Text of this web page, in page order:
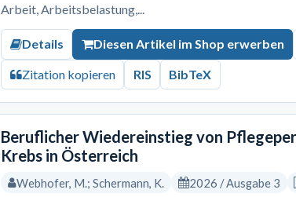
Arbeit, Arbeitsbelastung,...
Details Diesen Artikel im Shop erwerben
Zitation kopieren RIS BibTeX
Beruflicher Wiedereinstieg von
Krebs in Österreich
Webhofer, M.; Schermann, K. 2026 / Ausgabe 3